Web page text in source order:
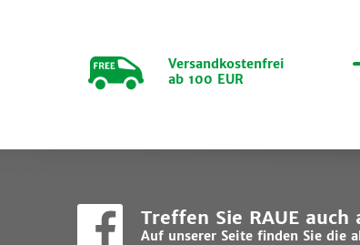
Versandkostenfrei
ab 100 EUR
Treffen Sie RAUE auch
Auf unserer Seite finden Sie die